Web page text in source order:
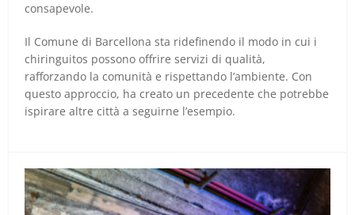
consapevole.
Il Comune di Barcellona sta ridefinendo il modo in cui i
chiringuitos possono offrire servizi di qualità,
rafforzando la comunità e rispettando l’ambiente. Con
questo approccio, ha creato un precedente che potrebbe
ispirare altre città a seguirne l’esempio.